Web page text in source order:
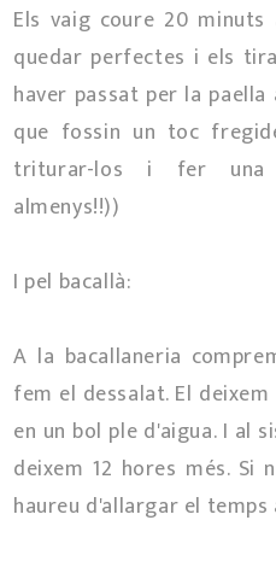
Els vaig coure 20
quedar perfectes i els
haver passat per la
que fossin un toc
triturar-los i fer una
almenys!!))
I pel bacallà:
A la bacallaneria
fem el dessalat. El
en un bol ple d'aigua. I al
deixem 12 hores més. Si
haureu d'allargar el temps